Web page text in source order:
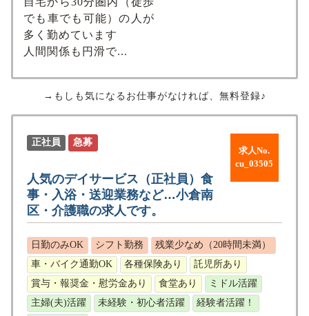
でも⾞でも可能）の⼈が
多く勤めています
⼈間関係も円滑で...
→もしも気になるお仕事がなければ、無料登録♪
求人No.
cu_03505
正社員 急募
人気のデイサービス（正社員）食
事・入浴・送迎業務など…小倉南
区・介護職の求人です。
日勤のみOK シフト勤務
残業少なめ（20時間未満）
車・バイク通勤OK
各種保険あり
託児所あり
賞与・報奨金・慰労金あり
食堂あり
ミドル活躍
主婦(夫)活躍
未経験・初心者活躍
経験者活躍！